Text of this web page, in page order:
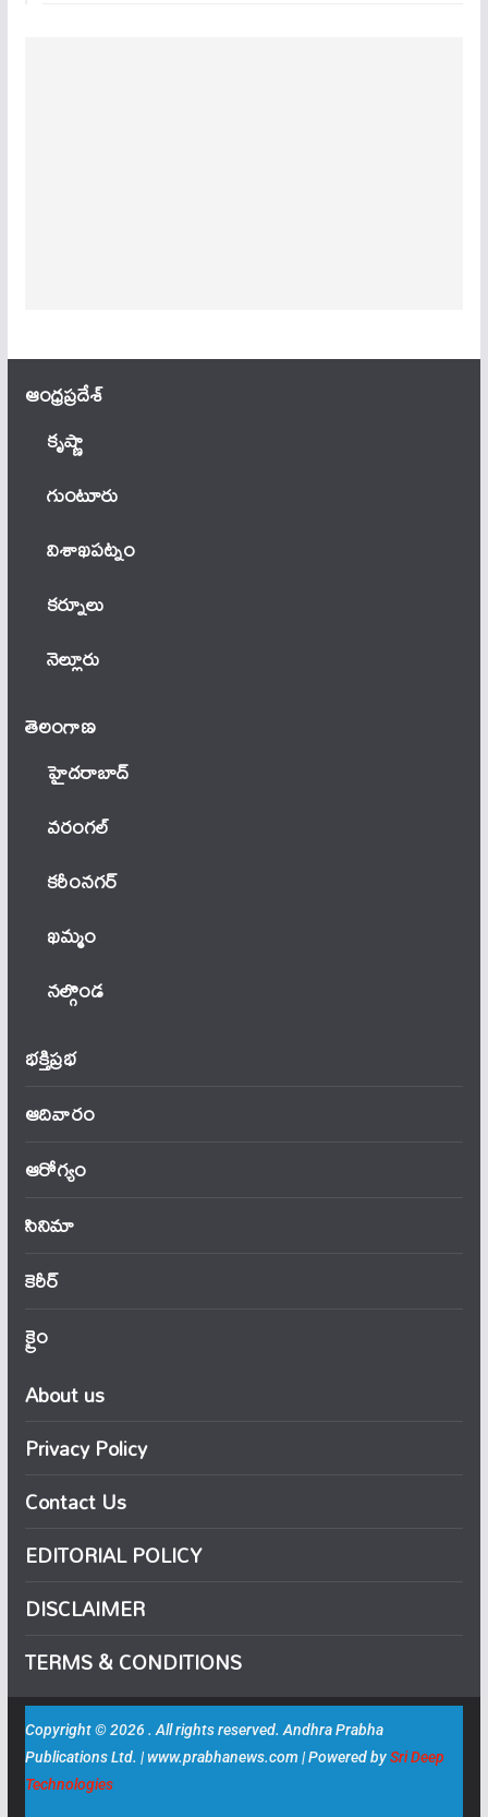
ఆంధ్ర‌ప్ర‌దేశ్
కృష్ణా
గుంటూరు
విశాఖపట్నం
కర్నూలు
నెల్లూరు
తెలంగాణ‌
హైదరాబాద్
వ‌రంగ‌ల్
కరీంనగర్
ఖ‌మ్మం
నల్గొండ
భక్తిప్రభ
ఆదివారం
ఆరోగ్యం
సినిమా
కెరీర్
క్రైం
About us
Privacy Policy
Contact Us
EDITORIAL POLICY
DISCLAIMER
TERMS & CONDITIONS
Copyright © 2026 . All rights reserved. Andhra Prabha
Publications Ltd. | www.prabhanews.com | Powered bySri Deep
Technologies